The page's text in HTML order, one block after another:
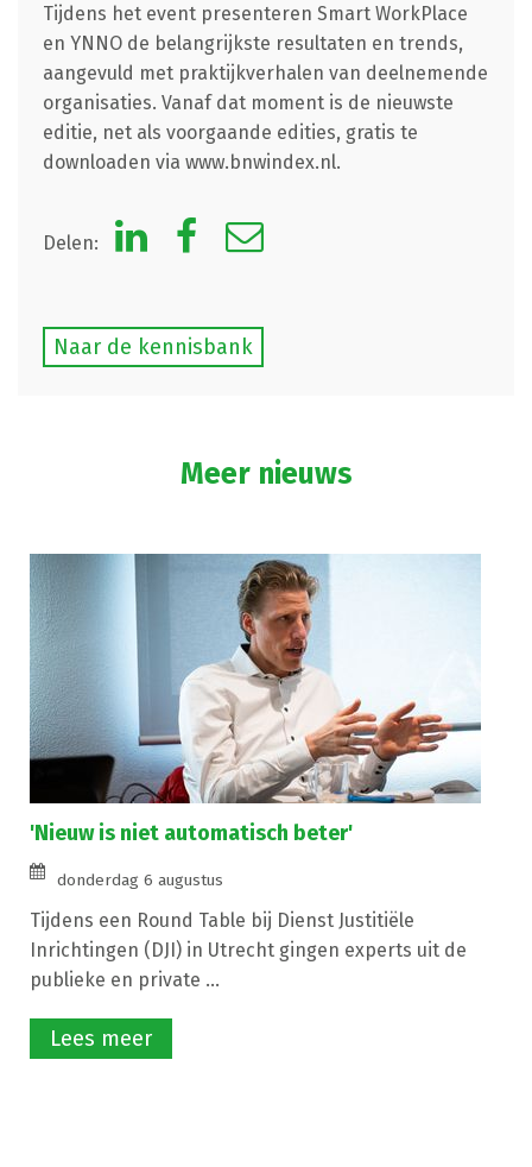
Tijdens het event presenteren Smart WorkPlace
en YNNO de belangrijkste resultaten en trends,
aangevuld met praktijkverhalen van deelnemende
organisaties. Vanaf dat moment is de nieuwste
editie, net als voorgaande edities, gratis te
downloaden via www.bnwindex.nl.
Delen:
Naar de kennisbank
Meer nieuws
'Nieuw is niet automatisch beter'
donderdag 6 augustus
Tijdens een Round Table bij Dienst Justitiële
Inrichtingen (DJI) in Utrecht gingen experts uit de
publieke en private ...
Lees meer